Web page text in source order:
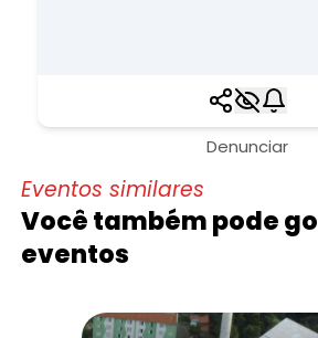
Denunciar
Eventos similares
Você também pode
eventos